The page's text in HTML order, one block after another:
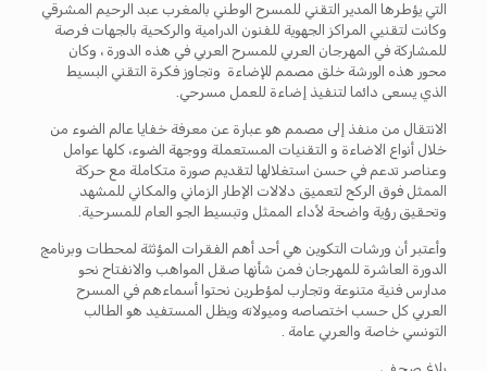
التي يؤطرها المدير التقني للمسرح الوطني بالمغرب عبد الرحيم المشرقي
وكانت لتقنيي المراكز الجهوية للفنون الدرامية والركحية بالجهات فرصة
للمشاركة في المهرجان العربي للمسرح العربي في هذه الدورة ، وكان
محور هذه الورشة خلق مصمم للإضاءة وتجاوز فكرة التقني البسيط
الذي يسعى دائما لتنفيذ إضاءة للعمل مسرحي.
الانتقال من منفذ إلى مصمم هو عبارة عن معرفة خفايا عالم الضوء من
خلال أنواع الاضاءة و التقنيات المستعملة ووجهة الضوء، كلها عوامل
وعناصر تدعم في حسن استغلالها لتقديم صورة متكاملة مع حركة
الممثل فوق الركح لتعميق دلالات الإطار الزماني والمكاني للمشهد
وتحقيق رؤية واضحة لأداء الممثل وتبسيط الجو العام للمسرحية.
وأعتبر أن ورشات التكوين هي أحد أهم الفقرات المؤثثة لمحطات وبرنامج
الدورة العاشرة للمهرجان فمن شأنها صقل المواهب والانفتاح نحو
مدارس فنية متنوعة وتجارب لمؤطرين نحتوا أسماءهم في المسرح
العربي كل حسب اختصاصه وميولاته ويظل المستفيد هو الطالب
التونسي خاصة والعربي عامة .